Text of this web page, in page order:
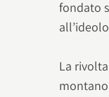
fondato
La